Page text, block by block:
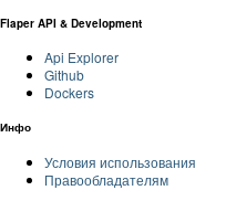
Flaper API & Development
Api Explorer
Github
Dockers
Инфо
Условия использования
Правообладателям